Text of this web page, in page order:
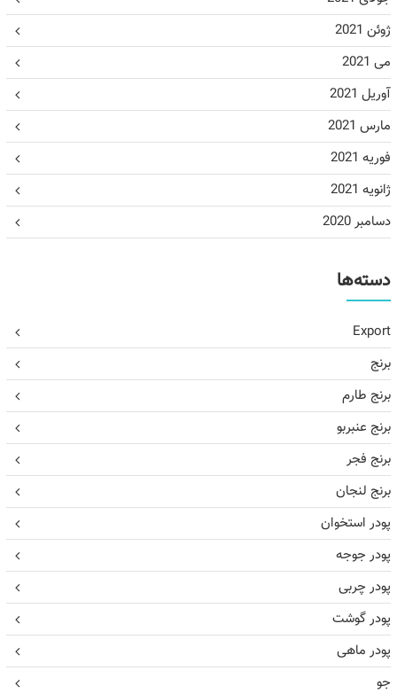
ژوئن 2021
می 2021
آوریل 2021
مارس 2021
فوریه 2021
ژانویه 2021
دسامبر 2020
دسته‌ها
Export
برنج
برنج طارم
برنج عنبربو
برنج فجر
برنج لنجان
پودر استخوان
پودر جوجه
پودر چربی
پودر گوشت
پودر ماهی
جو